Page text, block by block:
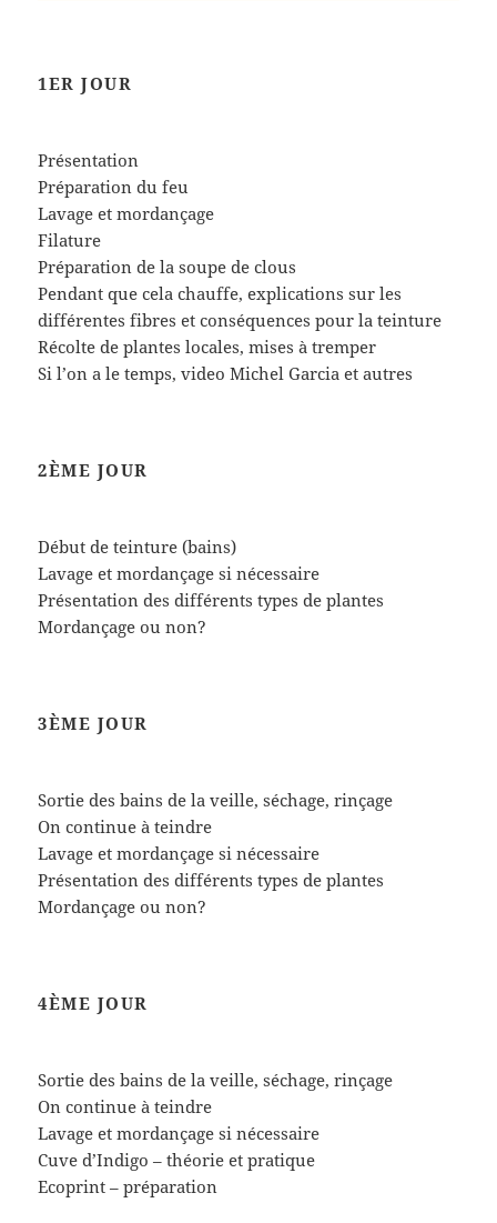
1ER JOUR
Présentation
Préparation du feu
Lavage et mordançage
Filature
Préparation de la soupe de clous
Pendant que cela chauffe, explications sur les
différentes fibres et conséquences pour la teinture
Récolte de plantes locales, mises à tremper
Si l’on a le temps, video Michel Garcia et autres
2ÈME JOUR
Début de teinture (bains)
Lavage et mordançage si nécessaire
Présentation des différents types de plantes
Mordançage ou non?
3ÈME JOUR
Sortie des bains de la veille, séchage, rinçage
On continue à teindre
Lavage et mordançage si nécessaire
Présentation des différents types de plantes
Mordançage ou non?
4ÈME JOUR
Sortie des bains de la veille, séchage, rinçage
On continue à teindre
Lavage et mordançage si nécessaire
Cuve d’Indigo – théorie et pratique
Ecoprint – préparation